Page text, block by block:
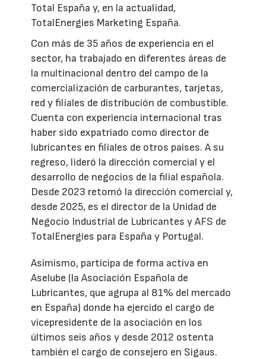
Total España y, en la actualidad,
TotalEnergies Marketing España.
Con más de 35 años de experiencia en el
sector, ha trabajado en diferentes áreas de
la multinacional dentro del campo de la
comercialización de carburantes, tarjetas,
red y filiales de distribución de combustible.
Cuenta con experiencia internacional tras
haber sido expatriado como director de
lubricantes en filiales de otros países. A su
regreso, lideró la dirección comercial y el
desarrollo de negocios de la filial española.
Desde 2023 retomó la dirección comercial y,
desde 2025, es el director de la Unidad de
Negocio Industrial de Lubricantes y AFS de
TotalEnergies para España y Portugal.
Asimismo, participa de forma activa en
Aselube (la Asociación Española de
Lubricantes, que agrupa al 81% del mercado
en España) donde ha ejercido el cargo de
vicepresidente de la asociación en los
últimos seis años y desde 2012 ostenta
también el cargo de consejero en Sigaus.